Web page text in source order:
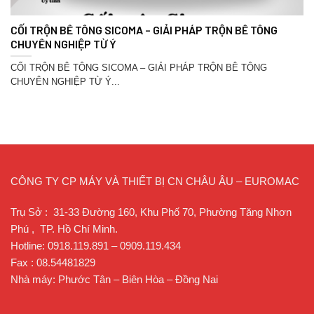
CỐI TRỘN BÊ TÔNG SICOMA – GIẢI PHÁP TRỘN BÊ TÔNG
CHUYÊN NGHIỆP TỪ Ý
CỐI TRỘN BÊ TÔNG SICOMA – GIẢI PHÁP TRỘN BÊ TÔNG
CHUYÊN NGHIỆP TỪ Ý...
CÔNG TY CP MÁY VÀ THIẾT BỊ CN CHÂU ÂU – EUROMAC
Trụ Sở : 31-33 Đường 160, Khu Phố 70, Phường Tăng Nhơn
Phú , TP. Hồ Chí Minh.
Hotline: 0918.119.891 – 0909.119.434
Fax : 08.54481829
Nhà máy: Phước Tân – Biên Hòa – Đồng Nai